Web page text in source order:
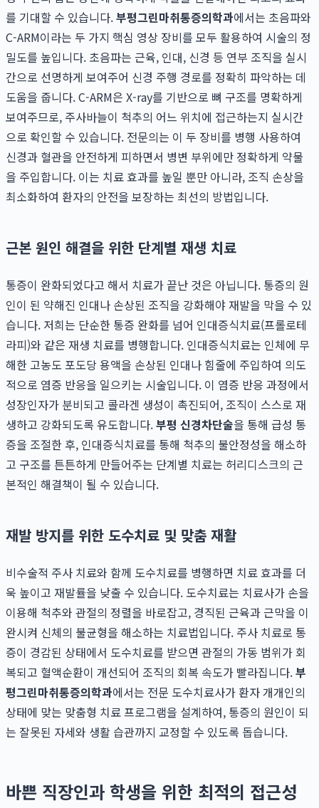
를 기대할 수 있습니다.부평그린마취통증의학과에서는 초음파와
C-ARM이라는 두 가지 핵심 영상 장비를 모두 활용하여 시술의 정
밀도를 높입니다. 초음파는 근육, 인대, 신경 등 연부 조직을 실시
간으로 선명하게 보여주어 신경 주행 경로를 정확히 파악하는 데
도움을 줍니다. C-ARM은 X-ray를 기반으로 뼈 구조를 명확하게
보여주므로, 주사바늘이 척추의 어느 위치에 접근하는지 실시간
으로 확인할 수 있습니다. 전문의는 이 두 장비를 병행 사용하여
신경과 혈관을 안전하게 피하면서 병변 부위에만 정확하게 약물
을 주입합니다. 이는 치료 효과를 높일 뿐만 아니라, 조직 손상을
최소화하여 환자의 안전을 보장하는 최선의 방법입니다.
근본 원인 해결을 위한 단계별 재생 치료
통증이 완화되었다고 해서 치료가 끝난 것은 아닙니다. 통증의 원
인이 된 약해진 인대나 손상된 조직을 강화해야 재발을 막을 수 있
습니다. 저희는 단순한 통증 완화를 넘어 인대증식치료(프롤로테
라피)와 같은 재생 치료를 병행합니다. 인대증식치료는 인체에 무
해한 고농도 포도당 용액을 손상된 인대나 힘줄에 주입하여 의도
적으로 염증 반응을 일으키는 시술입니다. 이 염증 반응 과정에서
성장인자가 분비되고 콜라겐 생성이 촉진되어, 조직이 스스로 재
생하고 강화되도록 유도합니다.부평 신경차단술을 통해 급성 통
증을 조절한 후, 인대증식치료를 통해 척추의 불안정성을 해소하
고 구조를 튼튼하게 만들어주는 단계별 치료는 허리디스크의 근
본적인 해결책이 될 수 있습니다.
재발 방지를 위한 도수치료 및 맞춤 재활
비수술적 주사 치료와 함께 도수치료를 병행하면 치료 효과를 더
욱 높이고 재발률을 낮출 수 있습니다. 도수치료는 치료사가 손을
이용해 척추와 관절의 정렬을 바로잡고, 경직된 근육과 근막을 이
완시켜 신체의 불균형을 해소하는 치료법입니다. 주사 치료로 통
증이 경감된 상태에서 도수치료를 받으면 관절의 가동 범위가 회
복되고 혈액순환이 개선되어 조직의 회복 속도가 빨라집니다.부
평그린마취통증의학과에서는 전문 도수치료사가 환자 개개인의
상태에 맞는 맞춤형 치료 프로그램을 설계하여, 통증의 원인이 되
는 잘못된 자세와 생활 습관까지 교정할 수 있도록 돕습니다.
바쁜 직장인과 학생을 위한 최적의 접근성